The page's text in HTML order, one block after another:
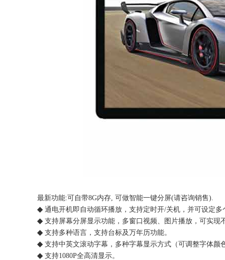
最新功能:可自带8G内存, 可做智能一键分屏(请咨询销售).
◆ 通电开机即自动循环播放，支持定时开/关机，并可设定
◆ 支持屏幕分屏显示功能，多窗口视频、图片播放，可实现
◆ 支持多种语言，支持台标及万年历功能。
◆ 支持中英文滚动字幕，多种字幕显示方式（可调整字体
◆ 支持1080P全高清显示。